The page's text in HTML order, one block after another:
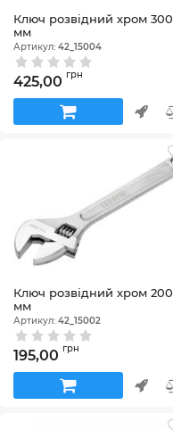
Ключ розвідний хром 300
мм
Артикул: 42_15004
425,00 грн
Ключ розвідний хром 200
мм
Артикул: 42_15002
195,00 грн